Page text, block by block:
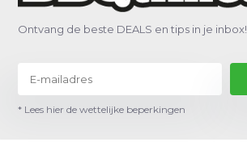
Ontvang de beste DEALS en tips in je inbox!
* Lees hier de wettelijke beperkingen